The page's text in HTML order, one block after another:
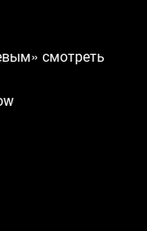
смотреть